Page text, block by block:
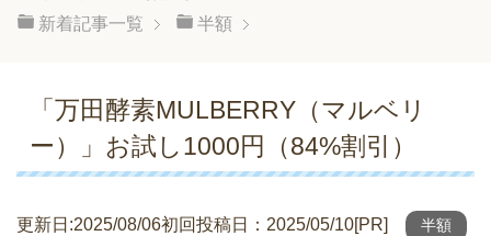
新着記事一覧
半額
「万田酵素MULBERRY（マルベリ
ー）」お試し1000円（84%割引）
更新日:2025/08/06初回投稿日：2025/05/10[PR] 半額